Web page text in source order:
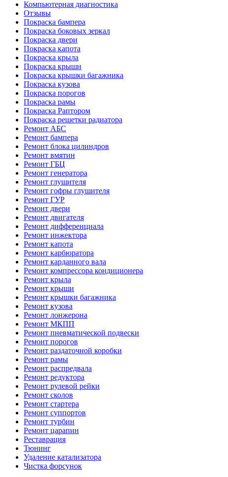
Компьютерная диагностика
Отзывы
Покраска бампера
Покраска боковых зеркал
Покраска двери
Покраска капота
Покраска крыла
Покраска крыши
Покраска крышки багажника
Покраска кузова
Покраска порогов
Покраска рамы
Покраска Раптором
Покраска решетки радиатора
Ремонт АБС
Ремонт бампера
Ремонт блока цилиндров
Ремонт вмятин
Ремонт ГБЦ
Ремонт генератора
Ремонт глушителя
Ремонт гофры глушителя
Ремонт ГУР
Ремонт двери
Ремонт двигателя
Ремонт дифференциала
Ремонт инжектора
Ремонт капота
Ремонт карбюратора
Ремонт карданного вала
Ремонт компрессора кондиционера
Ремонт крыла
Ремонт крыши
Ремонт крышки багажника
Ремонт кузова
Ремонт лонжерона
Ремонт МКПП
Ремонт пневматической подвески
Ремонт порогов
Ремонт раздаточной коробки
Ремонт рамы
Ремонт распредвала
Ремонт редуктора
Ремонт рулевой рейки
Ремонт сколов
Ремонт стартера
Ремонт суппортов
Ремонт турбин
Ремонт царапин
Реставрация
Тюнинг
Удаление катализатора
Чистка форсунок